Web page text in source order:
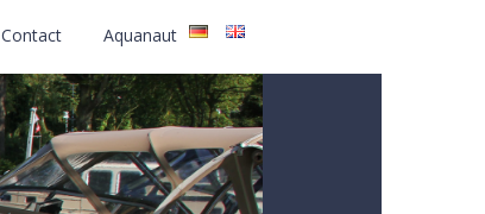
Contact Aquanaut